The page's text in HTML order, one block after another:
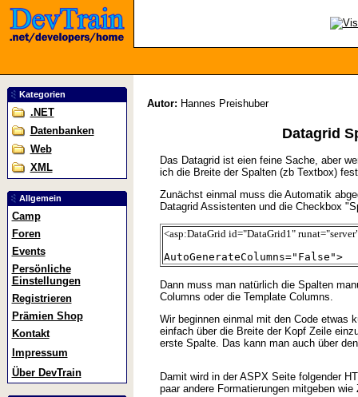
Kategorien
.NET
Datenbanken
Web
XML
Allgemein
Camp
Foren
Events
Persönliche
Einstellungen
Registrieren
Prämien Shop
Kontakt
Impressum
Über DevTrain
Autor: Hannes Preishuber
Datagrid
Das Datagrid ist eien feine Sache, aber
ich die Breite der Spalten (zb Textbox)
Zunächst einmal muss die Automatik
Datagrid Assistenten und die Checkbox
<asp:DataGrid id="DataGrid1"
AutoGenerateColumns="False">
Dann muss man natürlich die Spalten
Columns oder die Template Columns.
Wir beginnen einmal mit den Code etwas
einfach über die Breite der Kopf Zeile
erste Spalte. Das kann man auch über
Damit wird in der ASPX Seite folgender
paar andere Formatierungen mitgeben wie